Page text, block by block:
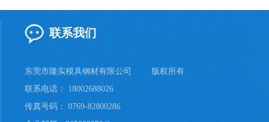
联系我们
东莞市隆实模具钢材有限公司
版权所有
联系电话： 18002688026
传真号码： 0769-82800286